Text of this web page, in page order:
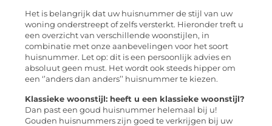
Het is belangrijk dat uw huisnummer de stijl van uw
woning onderstreept of zelfs versterkt. Hieronder treft u
een overzicht van verschillende woonstijlen, in
combinatie met onze aanbevelingen voor het soort
huisnummer. Let op: dit is een persoonlijk advies en
absoluut geen must. Het wordt ook steeds hipper om
een ‘’anders dan anders’’ huisnummer te kiezen.
Klassieke woonstijl: heeft u een klassieke woonstijl?
Dan past een goud huisnummer helemaal bij u!
Gouden huisnummers zijn goed te verkrijgen bij uw